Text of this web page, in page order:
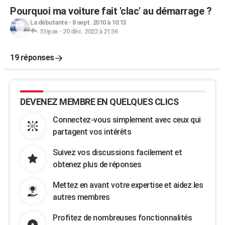
Pourquoi ma voiture fait 'clac' au démarrage ?
La débutante- 8 sept. 2010 à 10:13
Stipax - 20 déc. 2022 à 21:36
19 réponses
DEVENEZ MEMBRE EN QUELQUES CLICS
Connectez-vous simplement avec ceux qui
partagent vos intérêts
Suivez vos discussions facilement et
obtenez plus de réponses
Mettez en avant votre expertise et aidez les
autres membres
Profitez de nombreuses fonctionnalités